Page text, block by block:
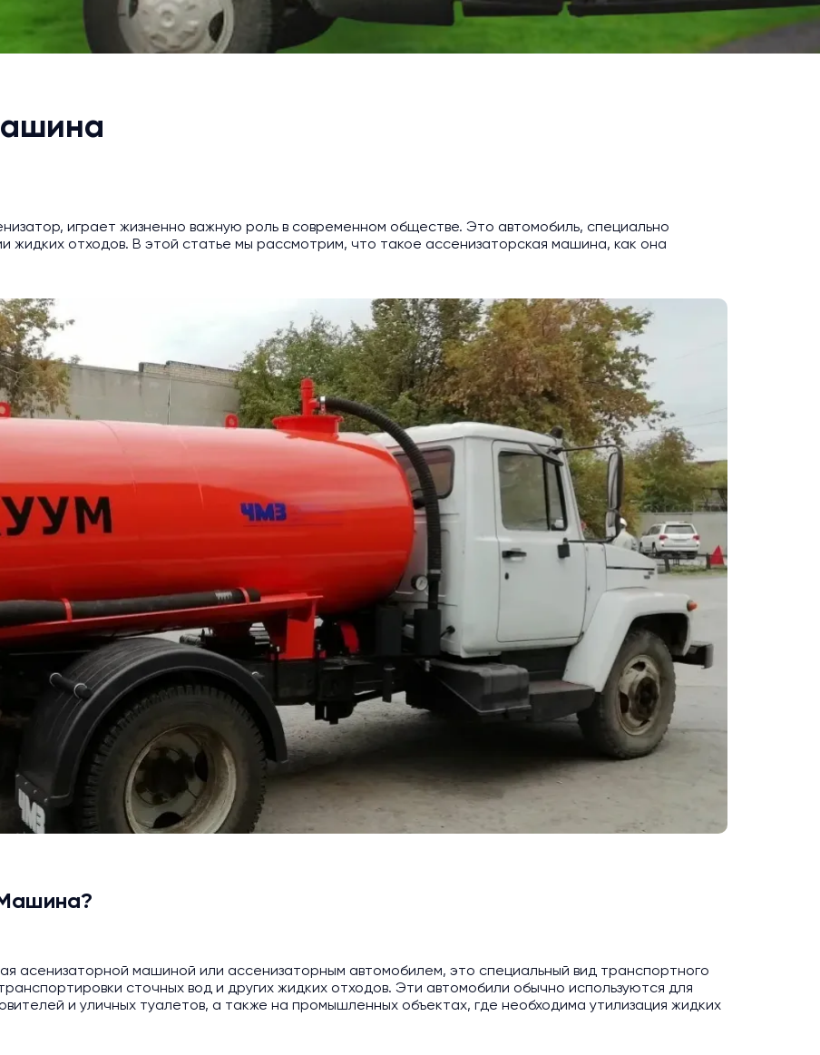
играет жизненно важную роль в современном обществе. Это автомобиль, специально
жидких отходов. В этой статье мы рассмотрим, что такое ассенизаторская машина, как она
асенизаторной машиной или ассенизаторным автомобилем, это специальный вид транспортного
сточных вод и других жидких отходов. Эти автомобили обычно используются для
и уличных туалетов, а также на промышленных объектах, где необходима утилизация жидких